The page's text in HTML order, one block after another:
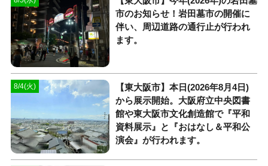
市のお知らせ！岩田墓市の開催に
伴い、周辺道路の通行止が行われ
ます。
8/4(火)
【東大阪市】本日(2026年8月4日)
から展示開始。大阪府立中央図書
館や東大阪市文化創造館で『平和
資料展示』と『おはなし＆平和公
演会』が行われます。